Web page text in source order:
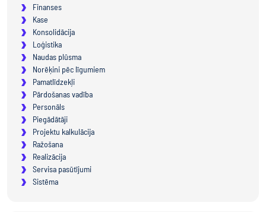
Finanses
Kase
Konsolidācija
Loģistika
Naudas plūsma
Norēķini pēc līgumiem
Pamatlīdzekļi
Pārdošanas vadība
Personāls
Piegādātāji
Projektu kalkulācija
Ražošana
Realizācija
Servisa pasūtījumi
Sistēma